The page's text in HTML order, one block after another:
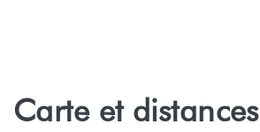
Carte et distances